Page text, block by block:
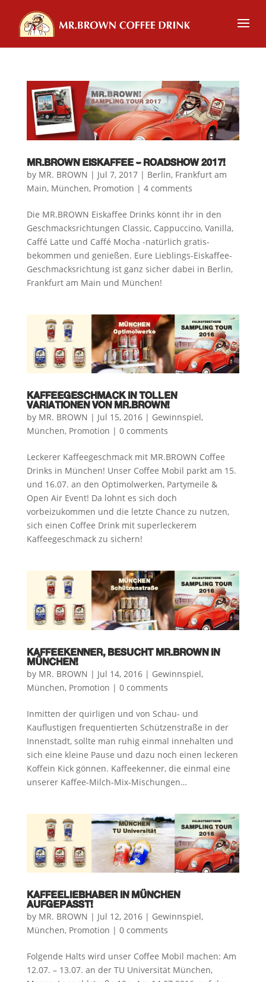
MR.BROWN EISKAFFEE – ROADSHOW 2017!
by MR. BROWN | Jul 7, 2017| Berlin, Frankfurt am
Main, München, Promotion | 4 comments
Die MR.BROWN Eiskaffee Drinks könnt ihr in den
Geschmacksrichtungen Classic, Cappuccino, Vanilla,
Caffé Latte und Caffé Mocha -natürlich gratis-
bekommen und genießen. Eure Lieblings-Eiskaffee-
Geschmacksrichtung ist ganz sicher dabei in Berlin,
Frankfurt am Main und München!
KAFFEEGESCHMACK IN TOLLEN
VARIATIONEN VON MR.BROWN!
by MR. BROWN | Jul 15, 2016| Gewinnspiel,
München, Promotion | 0 comments
Leckerer Kaffeegeschmack mit MR.BROWN Coffee
Drinks in München! Unser Coffee Mobil parkt am 15.
und 16.07. an den Optimolwerken, Partymeile &
Open Air Event! Da lohnt es sich doch
vorbeizukommen und die letzte Chance zu nutzen,
sich einen Coffee Drink mit superleckerem
Kaffeegeschmack zu sichern!
KAFFEEKENNER, BESUCHT MR.BROWN IN
MÜNCHEN!
by MR. BROWN | Jul 14, 2016| Gewinnspiel,
München, Promotion | 0 comments
Inmitten der quirligen und von Schau- und
Kauflustigen frequentierten Schützenstraße in der
Innenstadt, sollte man ruhig einmal innehalten und
sich eine kleine Pause und dazu noch einen leckeren
Koffein Kick gönnen. Kaffeekenner, die einmal eine
unserer Kaffee-Milch-Mix-Mischungen…
KAFFEELIEBHABER IN MÜNCHEN
AUFGEPASST!
by MR. BROWN | Jul 12, 2016| Gewinnspiel,
München, Promotion | 0 comments
Folgende Halts wird unser Coffee Mobil machen: Am
12.07. – 13.07. an der TU Universität München,